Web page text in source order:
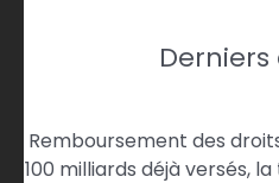
Remboursement des
100 milliards déjà versés,